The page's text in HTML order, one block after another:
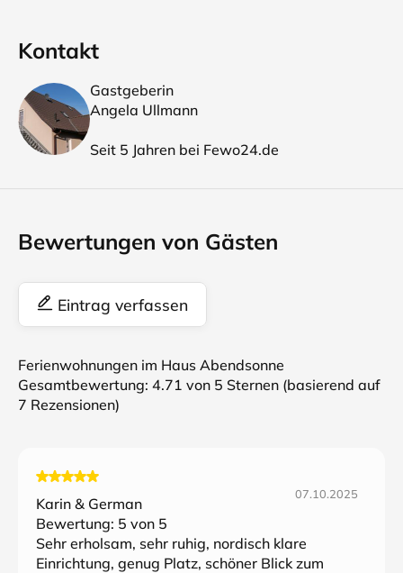
Kontakt
Gastgeberin
Angela Ullmann
Seit 5 Jahren bei Fewo24.de
Bewertungen von Gästen
Eintrag verfassen
Ferienwohnungen im Haus Abendsonne
Gesamtbewertung: 4.71 von 5 Sternen (basierend auf
7 Rezensionen)
Karin & German
07.10.2025
Bewertung: 5 von 5
Sehr erholsam, sehr ruhig, nordisch klare
Einrichtung, genug Platz, schöner Blick zum